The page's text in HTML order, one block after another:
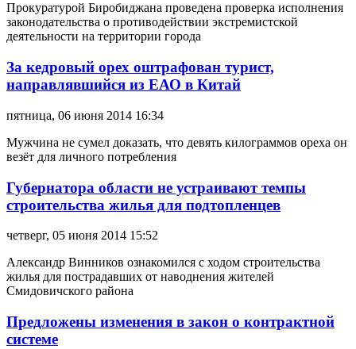
Прокуратурой Биробиджана проведена проверка исполнения
законодательства о противодействии экстремистской
деятельности на территории города
За кедровый орех оштрафован турист,
направлявшийся из ЕАО в Китай
пятница, 06 июня 2014 16:34
Мужчина не сумел доказать, что девять килограммов ореха он
везёт для личного потребления
Губернатора области не устраивают темпы
строительства жилья для подтопленцев
четверг, 05 июня 2014 15:52
Александр Винников ознакомился с ходом строительства
жилья для пострадавших от наводнения жителей
Смидовичского района
Предложены изменения в закон о контрактной
системе